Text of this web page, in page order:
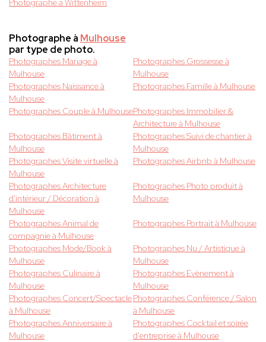
Photographe à Wittenheim
Photographe à Mulhouse
par type de photo.
Photographes Mariage à
Mulhouse
Photographes Grossesse à
Mulhouse
Photographes Naissance à
Mulhouse
Photographes Famille à Mulhouse
Photographes Couple à MulhousePhotographes Immobilier &
Architecture à Mulhouse
Photographes Bâtiment à
Mulhouse
Photographes Suivi de chantier à
Mulhouse
Photographes Visite virtuelle à
Mulhouse
Photographes Airbnb à Mulhouse
Photographes Architecture
d'intérieur / Décoration à
Mulhouse
Photographes Photo produit à
Mulhouse
Photographes Animal de
compagnie à Mulhouse
Photographes Portrait à Mulhouse
Photographes Mode/Book à
Mulhouse
Photographes Nu / Artistique à
Mulhouse
Photographes Culinaire à
Mulhouse
Photographes Evènement à
Mulhouse
Photographes Concert/Spectacle
à Mulhouse
Photographes Conférence / Salon
à Mulhouse
Photographes Anniversaire à
Mulhouse
Photographes Cocktail et soirée
d'entreprise à Mulhouse